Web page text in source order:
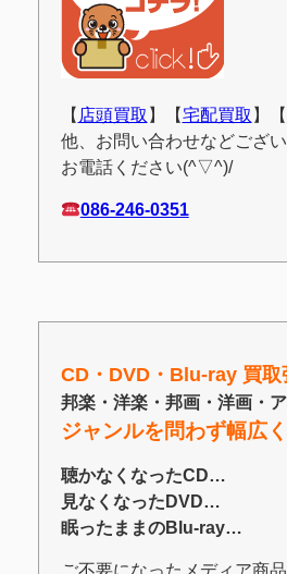
【 店頭買取 】【宅配買取 】
他、お問い合わせなどござ
お電話ください(^▽^)/
086-246-0351
CD・DVD・Blu-ray 買取
邦楽・洋楽・邦画・洋画・
ジャンルを問わず幅広
聴かなくなったCD…
見なくなったDVD…
眠ったままのBlu-ray…